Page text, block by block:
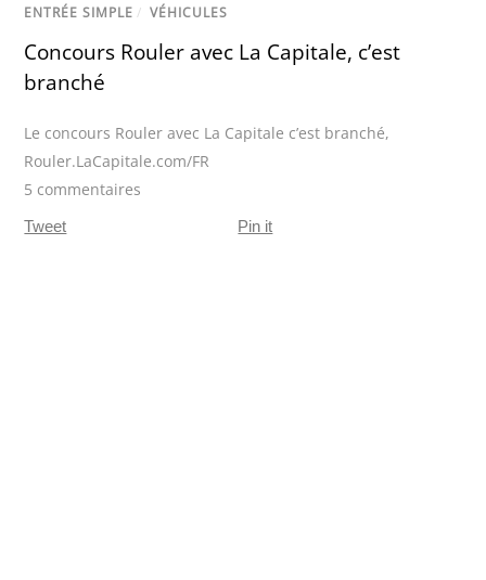
ENTRÉE SIMPLE / VÉHICULES
Concours Rouler avec La Capitale, c’est
branché
Le concours Rouler avec La Capitale c’est branché,
Rouler.LaCapitale.com/FR
5 commentaires
Tweet Pin it